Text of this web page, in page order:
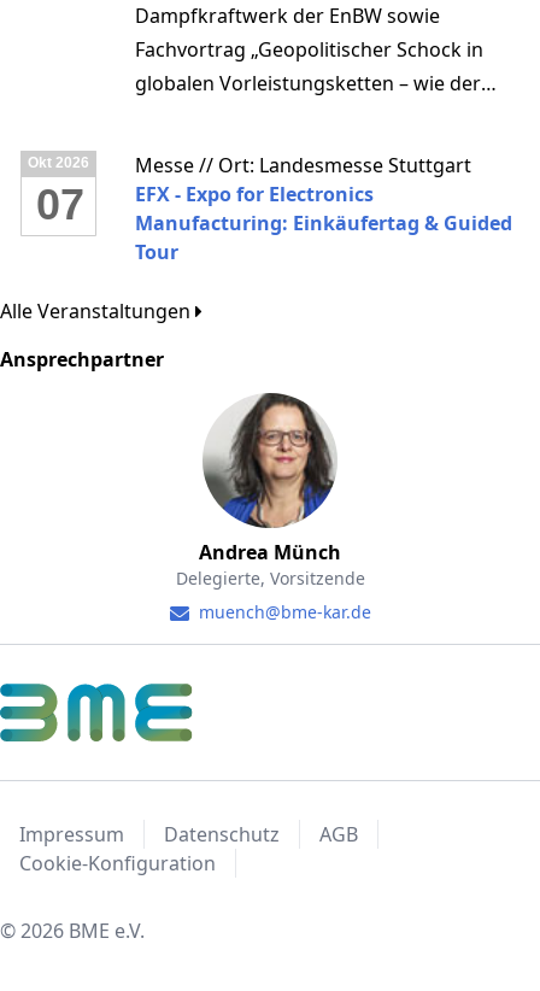
Dampfkraftwerk der EnBW sowie
Fachvortrag „Geopolitischer Schock in
globalen Vorleistungsketten – wie der
steuerbar gemacht hat"
Okt 2026
07
Messe // Ort: Landesmesse Stuttgart
EFX - Expo for Electronics
Manufacturing: Einkäufertag & Guided
Tour
Alle Veranstaltungen
Ansprechpartner
Andrea Münch
Delegierte, Vorsitzende
muench@bme-kar.de
Impressum Datenschutz
AGB
Cookie-Konfiguration
© 2026 BME e.V.